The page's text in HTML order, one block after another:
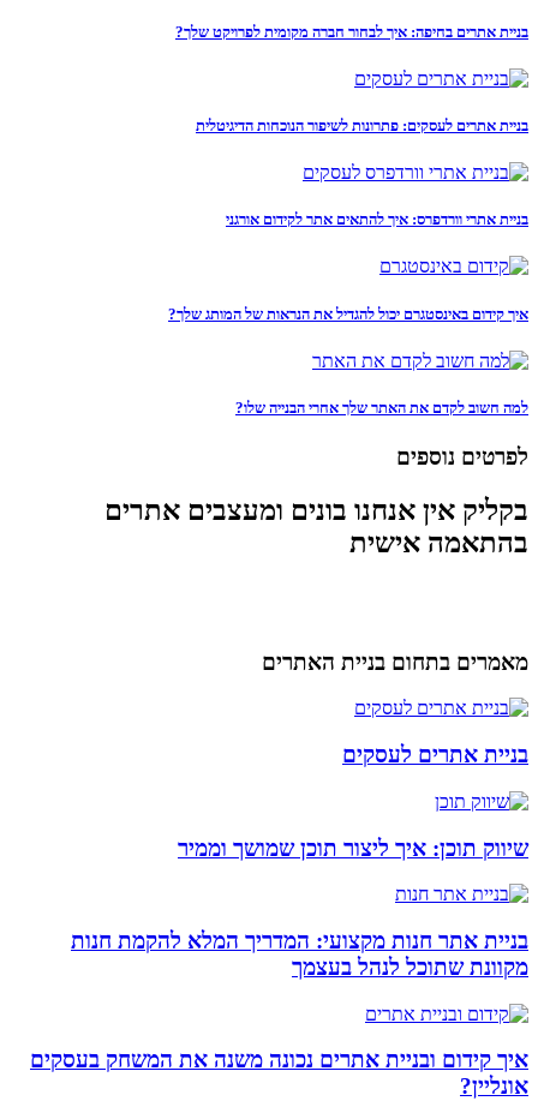
בניית אתרים בחיפה: איך לבחור חברה מקומית לפרויקט שלך?
בניית אתרים לעסקים: פתרונות לשיפור הנוכחות הדיגיטלית
בניית אתרי וורדפרס: איך להתאים אתר לקידום אורגני
איך קידום באינסטגרם יכול להגדיל את הנראות של המותג שלך?
למה חשוב לקדם את האתר שלך אחרי הבנייה שלו?
לפרטים נוספים
בקליק אין אנחנו בונים ומעצבים אתרים
בהתאמה אישית
מאמרים בתחום בניית האתרים
בניית אתרים לעסקים
שיווק תוכן: איך ליצור תוכן שמושך וממיר
בניית אתר חנות מקצועי: המדריך המלא להקמת חנות
מקוונת שתוכל לנהל בעצמך
איך קידום ובניית אתרים נכונה משנה את המשחק בעסקים
אונליין?